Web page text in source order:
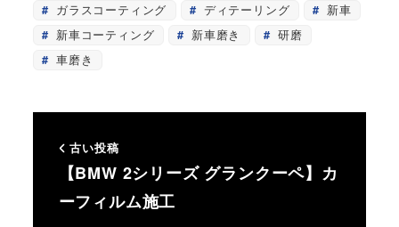
ガラスコーティング
ディテーリング
新車
新車コーティング
新車磨き
研磨
車磨き
古い投稿
【BMW 2シリーズ グランクーペ】カ
ーフィルム施工